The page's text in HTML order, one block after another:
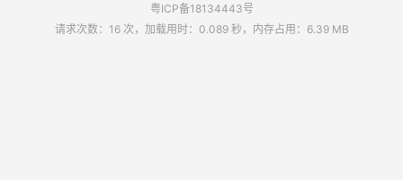
粤ICP备18134443号
请求次数：16 次，加载用时：0.089 秒，内存占用：6.39 MB